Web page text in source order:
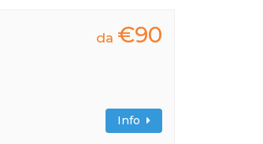
da €90
Info